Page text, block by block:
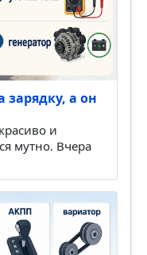
зарядку, а он
и
мутно. Вчера